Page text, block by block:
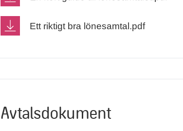
Ett riktigt bra lönesamtal.pdf
Avtalsdokument